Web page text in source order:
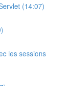
(14:07)
les sessions